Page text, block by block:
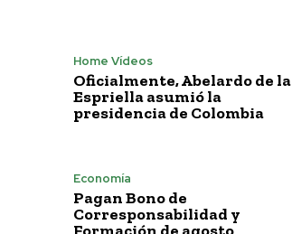
Home Vídeos
Oficialmente, Abelardo de la
Espriella asumió la
presidencia de Colombia
Economía
Pagan Bono de
Corresponsabilidad y